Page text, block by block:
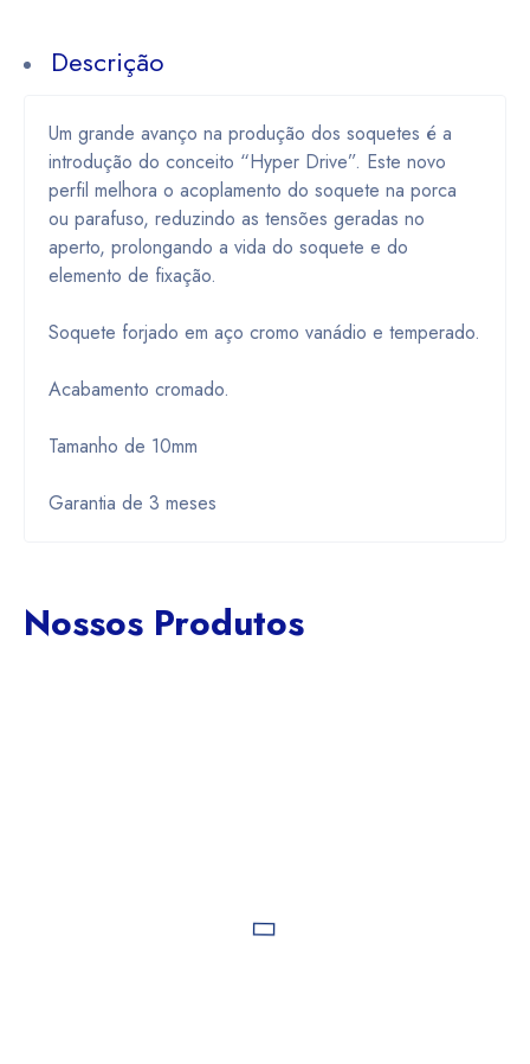
Descrição
Um grande avanço na produção dos soquetes é a
introdução do conceito “Hyper Drive”. Este novo
perfil melhora o acoplamento do soquete na porca
ou parafuso, reduzindo as tensões geradas no
aperto, prolongando a vida do soquete e do
elemento de fixação.
Soquete forjado em aço cromo vanádio e temperado.
Acabamento cromado.
Tamanho de 10mm
Garantia de 3 meses
Nossos Produtos